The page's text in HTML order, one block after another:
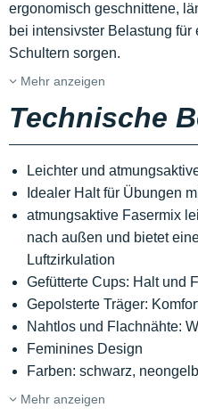
ergonomisch geschnittene,
bei intensivster Belastung
Schultern sorgen.
Mehr anzeigen
Technische
Leichter und
Idealer Halt für Übungen
atmungsaktive Fasermix
nach außen und bietet
Luftzirkulation
Gefütterte Cups: Halt und
Gepolsterte Träger:
Nahtlos und Flachnähte:
Feminines Design
Farben: schwarz, neongelb
Mehr anzeigen